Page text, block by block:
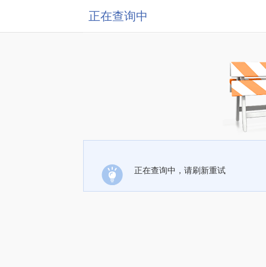
正在查询中
正在查询中，请刷新重试